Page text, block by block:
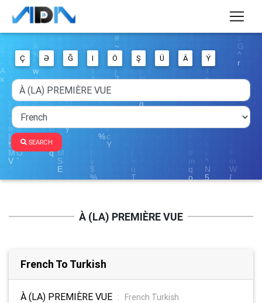
Ç Ə Ğ I Ö Ş Ü Ä Ý
SEARCH
À (LA) PREMIÈRE VUE
French To Turkish
À (LA) PREMIÈRE VUE :
French Turkish